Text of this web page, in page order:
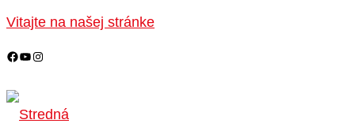
na
obsah
Vitajte na našej stránke
MENU